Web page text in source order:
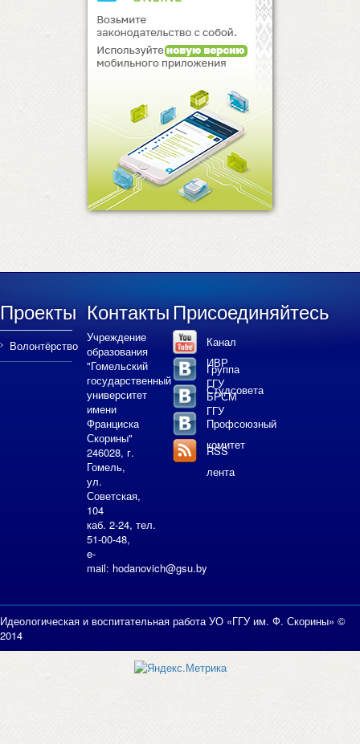
Проекты
Волонтёрство
Контакты
Учреждение
образования
"Гомельский
государственный
университет
имени
Франциска
Скорины"
246028, г.
Гомель,
ул.
Советская,
104
каб. 2-24, тел.
51-00-48,
e-
mail: hodanovich@gsu.by
Присоединяйтесь
Канал
ИВР
ГГУ
Группа
Студсовета
ГГУ
БРСМ
Профсоюзный
комитет
RSS
лента
Идеологическая и воспитательная работа УО «ГГУ им. Ф. Скорины» ©
2014